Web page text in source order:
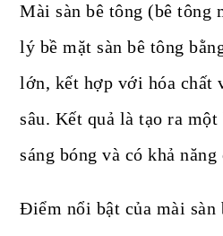
Mài sàn bê tông (bê tông
lý bề mặt sàn bê tông
lớn, kết hợp với hóa chất
sâu. Kết quả là tạo ra
sáng bóng và có khả
Điểm nổi bật của mài sàn